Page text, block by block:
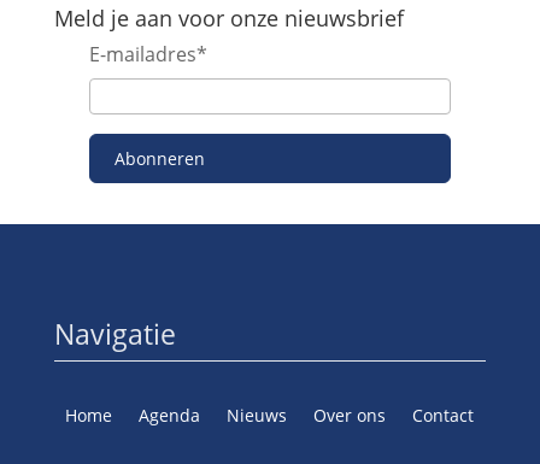
Meld je aan voor onze nieuwsbrief
E-mailadres*
Abonneren
Navigatie
Home Agenda Nieuws Over ons Contact